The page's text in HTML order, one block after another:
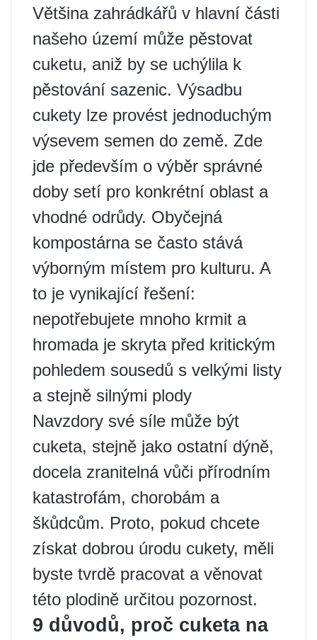
Většina zahrádkářů v hlavní části
našeho území může pěstovat
cuketu, aniž by se uchýlila k
pěstování sazenic. Výsadbu
cukety lze provést jednoduchým
výsevem semen do země. Zde
jde především o výběr správné
doby setí pro konkrétní oblast a
vhodné odrůdy. Obyčejná
kompostárna se často stává
výborným místem pro kulturu. A
to je vynikající řešení:
nepotřebujete mnoho krmit a
hromada je skryta před kritickým
pohledem sousedů s velkými listy
a stejně silnými plody
Navzdory své síle může být
cuketa, stejně jako ostatní dýně,
docela zranitelná vůči přírodním
katastrofám, chorobám a
škůdcům. Proto, pokud chcete
získat dobrou úrodu cukety, měli
byste tvrdě pracovat a věnovat
této plodině určitou pozornost.
9 důvodů, proč cuketa na